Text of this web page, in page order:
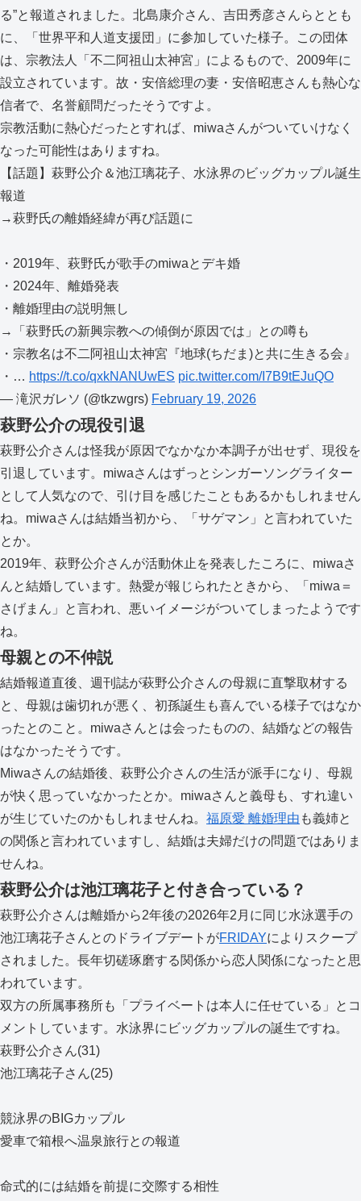
る”と報道されました。北島康介さん、吉田秀彦さんらととも
に、「世界平和人道支援団」に参加していた様子。この団体
は、宗教法人「不二阿祖山太神宮」によるもので、2009年に
設立されています。故・安倍総理の妻・安倍昭恵さんも熱心な
信者で、名誉顧問だったそうですよ。
宗教活動に熱心だったとすれば、miwaさんがついていけなく
なった可能性はありますね。
【話題】萩野公介＆池江璃花子、水泳界のビッグカップル誕生
報道
→萩野氏の離婚経緯が再び話題に
・2019年、萩野氏が歌手のmiwaとデキ婚
・2024年、離婚発表
・離婚理由の説明無し
→「萩野氏の新興宗教への傾倒が原因では」との噂も
・宗教名は不二阿祖山太神宮『地球(ちだま)と共に生きる会』
・… https://t.co/qxkNANUwES pic.twitter.com/I7B9tEJuQO
— 滝沢ガレソ (@tkzwgrs) February 19, 2026
萩野公介の現役引退
萩野公介さんは怪我が原因でなかなか本調子が出せず、現役を
引退しています。miwaさんはずっとシンガーソングライター
として人気なので、引け目を感じたこともあるかもしれません
ね。miwaさんは結婚当初から、「サゲマン」と言われていた
とか。
2019年、萩野公介さんが活動休止を発表したころに、miwaさ
んと結婚しています。熱愛が報じられたときから、「miwa＝
さげまん」と言われ、悪いイメージがついてしまったようです
ね。
母親との不仲説
結婚報道直後、週刊誌が萩野公介さんの母親に直撃取材する
と、母親は歯切れが悪く、初孫誕生も喜んでいる様子ではなか
ったとのこと。miwaさんとは会ったものの、結婚などの報告
はなかったそうです。
Miwaさんの結婚後、萩野公介さんの生活が派手になり、母親
が快く思っていなかったとか。miwaさんと義母も、すれ違い
が生じていたのかもしれませんね。 福原愛 離婚理由 も義姉と
の関係と言われていますし、結婚は夫婦だけの問題ではありま
せんね。
萩野公介は池江璃花子と付き合っている？
萩野公介さんは離婚から2年後の2026年2月に同じ水泳選手の
池江璃花子さんとのドライブデートがFRIDAYによりスクープ
されました。長年切磋琢磨する関係から恋人関係になったと思
われています。
双方の所属事務所も「プライベートは本人に任せている」とコ
メントしています。水泳界にビッグカップルの誕生ですね。
萩野公介さん(31)
池江璃花子さん(25)
競泳界のBIGカップル
愛車で箱根へ温泉旅行との報道
命式的には結婚を前提に交際する相性